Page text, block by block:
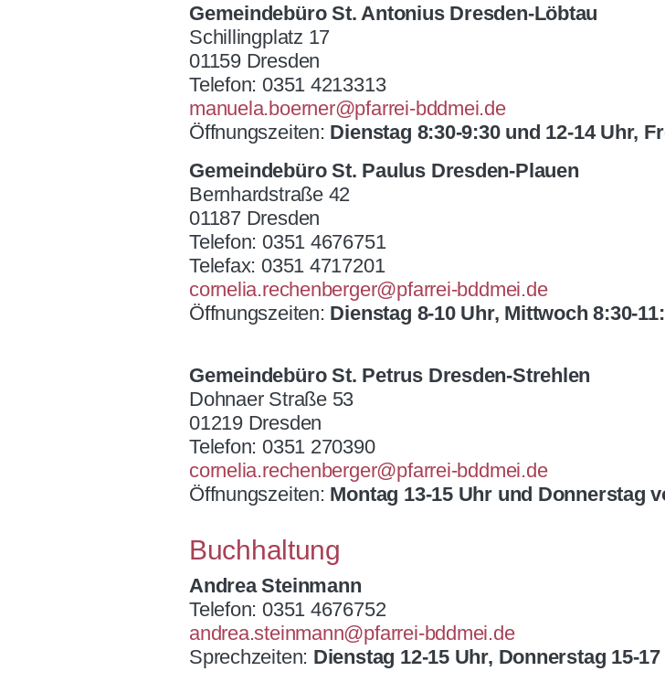
Gemeindebüro St. Antonius Dresden-Löbtau
Schillingplatz 17
01159 Dresden
Telefon: 0351 4213313
manuela.boerner@pfarrei-bddmei.de
Öffnungszeiten: Dienstag 8:30-9:30 und 12-14 Uhr,
Gemeindebüro St. Paulus Dresden-Plauen
Bernhardstraße 42
01187 Dresden
Telefon: 0351 4676751
Telefax: 0351 4717201
cornelia.rechenberger@pfarrei-bddmei.de
Öffnungszeiten: Dienstag 8-10 Uhr, Mittwoch 8:30-
Gemeindebüro St. Petrus Dresden-Strehlen
Dohnaer Straße 53
01219 Dresden
Telefon: 0351 270390
cornelia.rechenberger@pfarrei-bddmei.de
Öffnungszeiten: Montag 13-15 Uhr und Donnerstag
Buchhaltung
Andrea Steinmann
Telefon: 0351 4676752
andrea.steinmann@pfarrei-bddmei.de
Sprechzeiten: Dienstag 12-15 Uhr, Donnerstag 15-